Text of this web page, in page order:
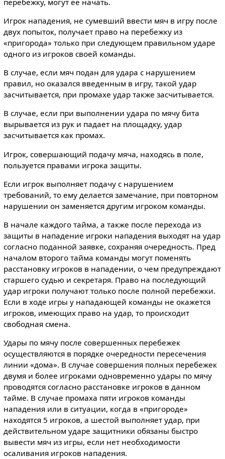
Игрок нападения, не сумевший ввести мяч в игру после
двух попыток, получает право на перебежку из
«пригорода» только при следующем правильном ударе
одного из игроков своей команды.
В случае, если мяч подан для удара с нарушением
правил, но оказался введенным в игру, такой удар
засчитывается, при промахе удар также засчитывается.
В случае, если при выполнении удара по мячу бита
вырывается из рук и падает на площадку, удар
засчитывается как промах.
Игрок, совершающий подачу мяча, находясь в поле,
пользуется правами игрока защиты.
Если игрок выполняет подачу с нарушением
требований, то ему делается замечание, при повторном
нарушении он заменяется другим игроком команды.
В начале каждого тайма, а также после перехода из
защиты в нападение игроки нападения выходят на удар
согласно поданной заявке, сохраняя очередность. Пред
началом второго тайма команды могут поменять
расстановку игроков в нападении, о чем предупреждают
старшего судью и секретаря. Право на последующий
удар игроки получают только после полной перебежки.
Если в ходе игры у нападающей команды не окажется
игроков, имеющих право на удар, то происходит
свободная смена.
Удары по мячу после совершенных перебежек
осуществляются в порядке очередности пересечения
линии «дома». В случае совершения полных перебежек
двумя и более игроками одновременно удары по мячу
проводятся согласно расстановке игроков в данном
тайме. В случае промаха пяти игроков команды
нападения или в ситуации, когда в «пригороде»
находятся 5 игроков, а шестой выполняет удар, при
действительном ударе защитники обязаны быстро
вывести мяч из игры, если нет необходимости
осаливания игроков нападения.